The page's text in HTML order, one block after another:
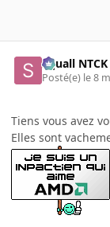
Squall NTCK
Posté(e) le 8
Tiens vous avez
Elles sont